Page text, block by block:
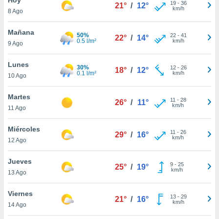
en
más
nuestra
de
cookies
aceptar
8 Ago
21° / 12° 19- 36
km/h
Mañana
9 Ago
50%
0.5 l/m²
22° / 14° 22- 41
km/h
Lunes
10 Ago
30%
0.1 l/m²
18° / 12° 12- 26
km/h
Martes
11 Ago
26° / 11° 11 - 28
km/h
Miércoles
12 Ago
29° / 16° 11 - 26
km/h
Jueves
13 Ago
25° / 19° 9- 25
km/h
Viernes
14 Ago
21° / 16° 13- 29
km/h